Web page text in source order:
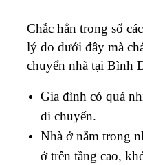
di chuyển.
Nhà ở nằm trong
ở trên tầng cao,
Giao thông từ nơi
phức tạp.
Không thông thạo
nhiều thời gian di